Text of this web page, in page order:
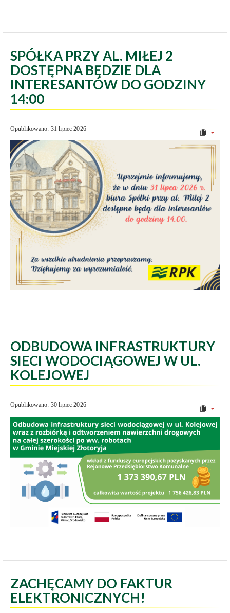
SPÓŁKA PRZY AL. MIŁEJ 2
DOSTĘPNA BĘDZIE DLA
INTERESANTÓW DO GODZINY
14:00
Opublikowano: 31 lipiec 2026
ODBUDOWA INFRASTRUKTURY
SIECI WODOCIĄGOWEJ W UL.
KOLEJOWEJ
Opublikowano: 30 lipiec 2026
ZACHĘCAMY DO FAKTUR
ELEKTRONICZNYCH!